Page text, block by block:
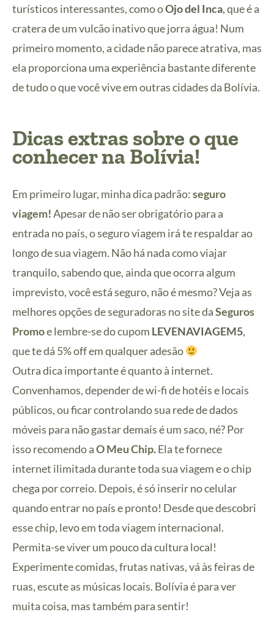
turísticos interessantes, como oOjo del Inca, que é a
cratera de um vulcão inativo que jorra água! Num
primeiro momento, a cidade não parece atrativa, mas
ela proporciona uma experiência bastante diferente
de tudo o que você vive em outras cidades da Bolívia.
Dicas extras sobre o que
conhecer na Bolívia!
Em primeiro lugar, minha dica padrão:seguro
viagem!Apesar de não ser obrigatório para a
entrada no país, o seguro viagem irá te respaldar ao
longo de sua viagem. Não há nada como viajar
tranquilo, sabendo que, ainda que ocorra algum
imprevisto, você está seguro, não é mesmo? Veja as
melhores opções de seguradoras no site daSeguros
Promoe lembre-se do cupom LEVENAVIAGEM5,
que te dá 5% off em qualquer adesão
Outra dica importante é quanto à internet.
Convenhamos, depender de wi-fi de hotéis e locais
públicos, ou ficar controlando sua rede de dados
móveis para não gastar demais é um saco, né? Por
isso recomendo aO Meu Chip.Ela te fornece
internet ilimitada durante toda sua viagem e o chip
chega por correio. Depois, é só inserir no celular
quando entrar no país e pronto! Desde que descobri
esse chip, levo em toda viagem internacional.
Permita-se viver um pouco da cultura local!
Experimente comidas, frutas nativas, vá às feiras de
ruas, escute as músicas locais. Bolívia é para ver
muita coisa, mas também para sentir!